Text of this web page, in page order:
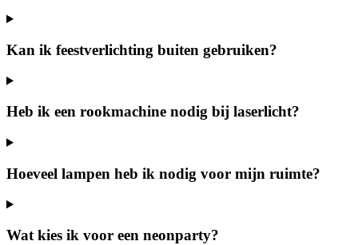
Kan ik feestverlichting buiten gebruiken?
Heb ik een rookmachine nodig bij laserlicht?
Hoeveel lampen heb ik nodig voor mijn ruimte?
Wat kies ik voor een neonparty?